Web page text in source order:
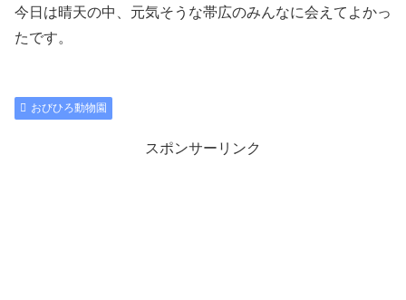
今日は晴天の中、元気そうな帯広のみんなに会えてよかっ
たです。
おびひろ動物園
スポンサーリンク